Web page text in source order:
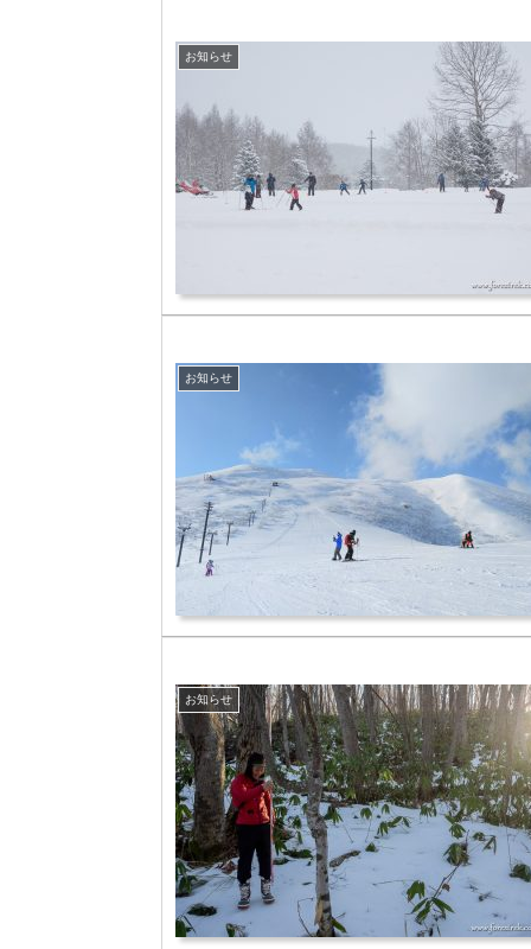
お知らせ
お知らせ
お知らせ